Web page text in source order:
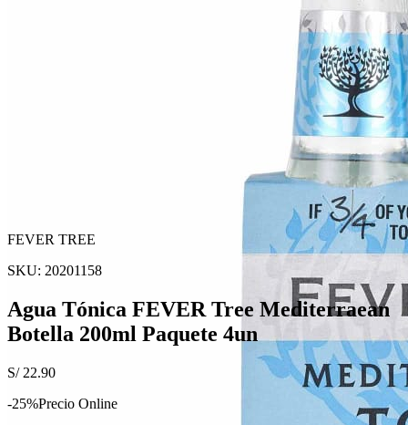
FEVER TREE
SKU: 20201158
Agua Tónica FEVER Tree Mediterraean
Botella 200ml Paquete 4un
S/ 22.90
-25%Precio Online